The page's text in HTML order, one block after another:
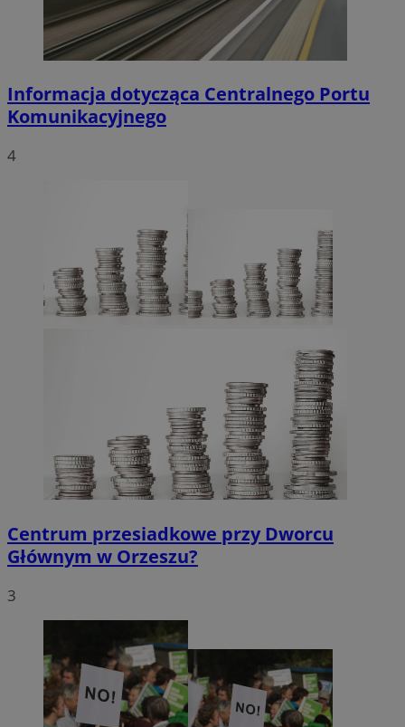
Informacja dotycząca Centralnego Portu
Komunikacyjnego
4
Centrum przesiadkowe przy Dworcu
Głównym w Orzeszu?
3